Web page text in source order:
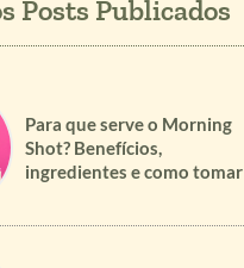
Para que serve o Morning
Shot? Benefícios,
ingredientes e como tomar